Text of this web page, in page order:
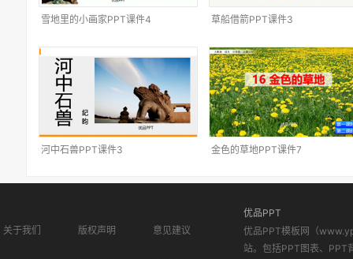
雪地里的小画家PPT课件4 草船借箭PPT课件3
河中石兽PPT课件3 金色的草地PPT课件7
关于我们 版权声明 意见建议
优品PPT
优品PPT模板网（
站。包括PPT图表、PPT